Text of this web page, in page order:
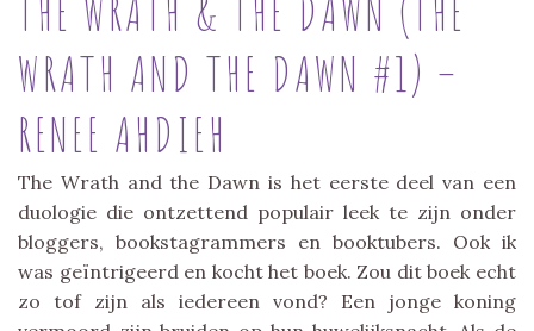
WRATH AND THE DAWN #1) –
RENEE AHDIEH
The Wrath and the Dawn is het eerste deel van een
duologie die ontzettend populair leek te zijn onder
bloggers, bookstagrammers en booktubers. Ook ik
was geïntrigeerd en kocht het boek. Zou dit boek echt
zo tof zijn als iedereen vond? Een jonge koning